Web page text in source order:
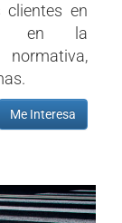
clientes en
en la
normativa,
Me Interesa